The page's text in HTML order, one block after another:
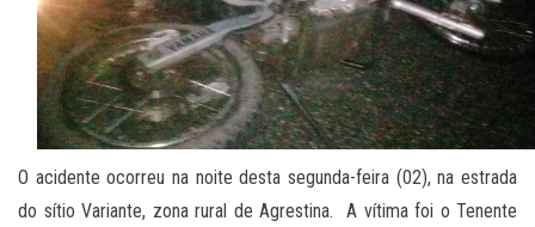
O acidente ocorreu na noite desta segunda-feira (02), na estrada
do sítio Variante, zona rural de Agrestina. A vítima foi o Tenente